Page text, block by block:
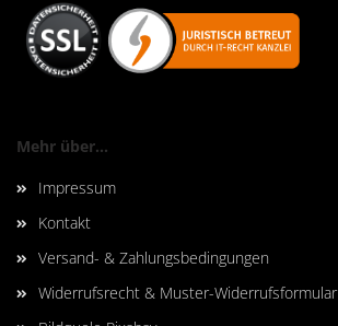
Mehr über...
Impressum
Kontakt
Versand- & Zahlungsbedingungen
Widerrufsrecht & Muster-Widerrufsformular